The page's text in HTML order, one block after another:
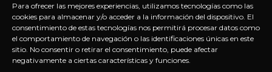
Para ofrecer las mejores experiencias, utilizamos tecnologías como las
cookies para almacenar y/o acceder a la información del dispositivo. El
consentimiento de estas tecnologías nos permitirá procesar datos como
el comportamiento de navegación o las identificaciones únicas en este
sitio. No consentir o retirar el consentimiento, puede afectar
negativamente a ciertas características y funciones.
suscripción.